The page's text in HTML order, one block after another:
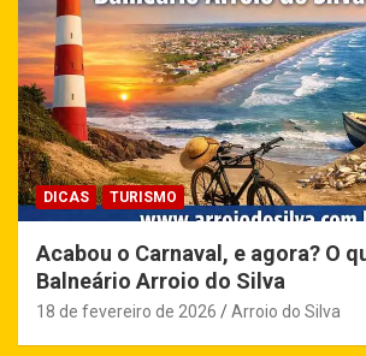
DICAS TURISMO
Acabou o Carnaval, e agora? O
Balneário Arroio do Silva
18 de fevereiro de 2026 Arroio do Silva